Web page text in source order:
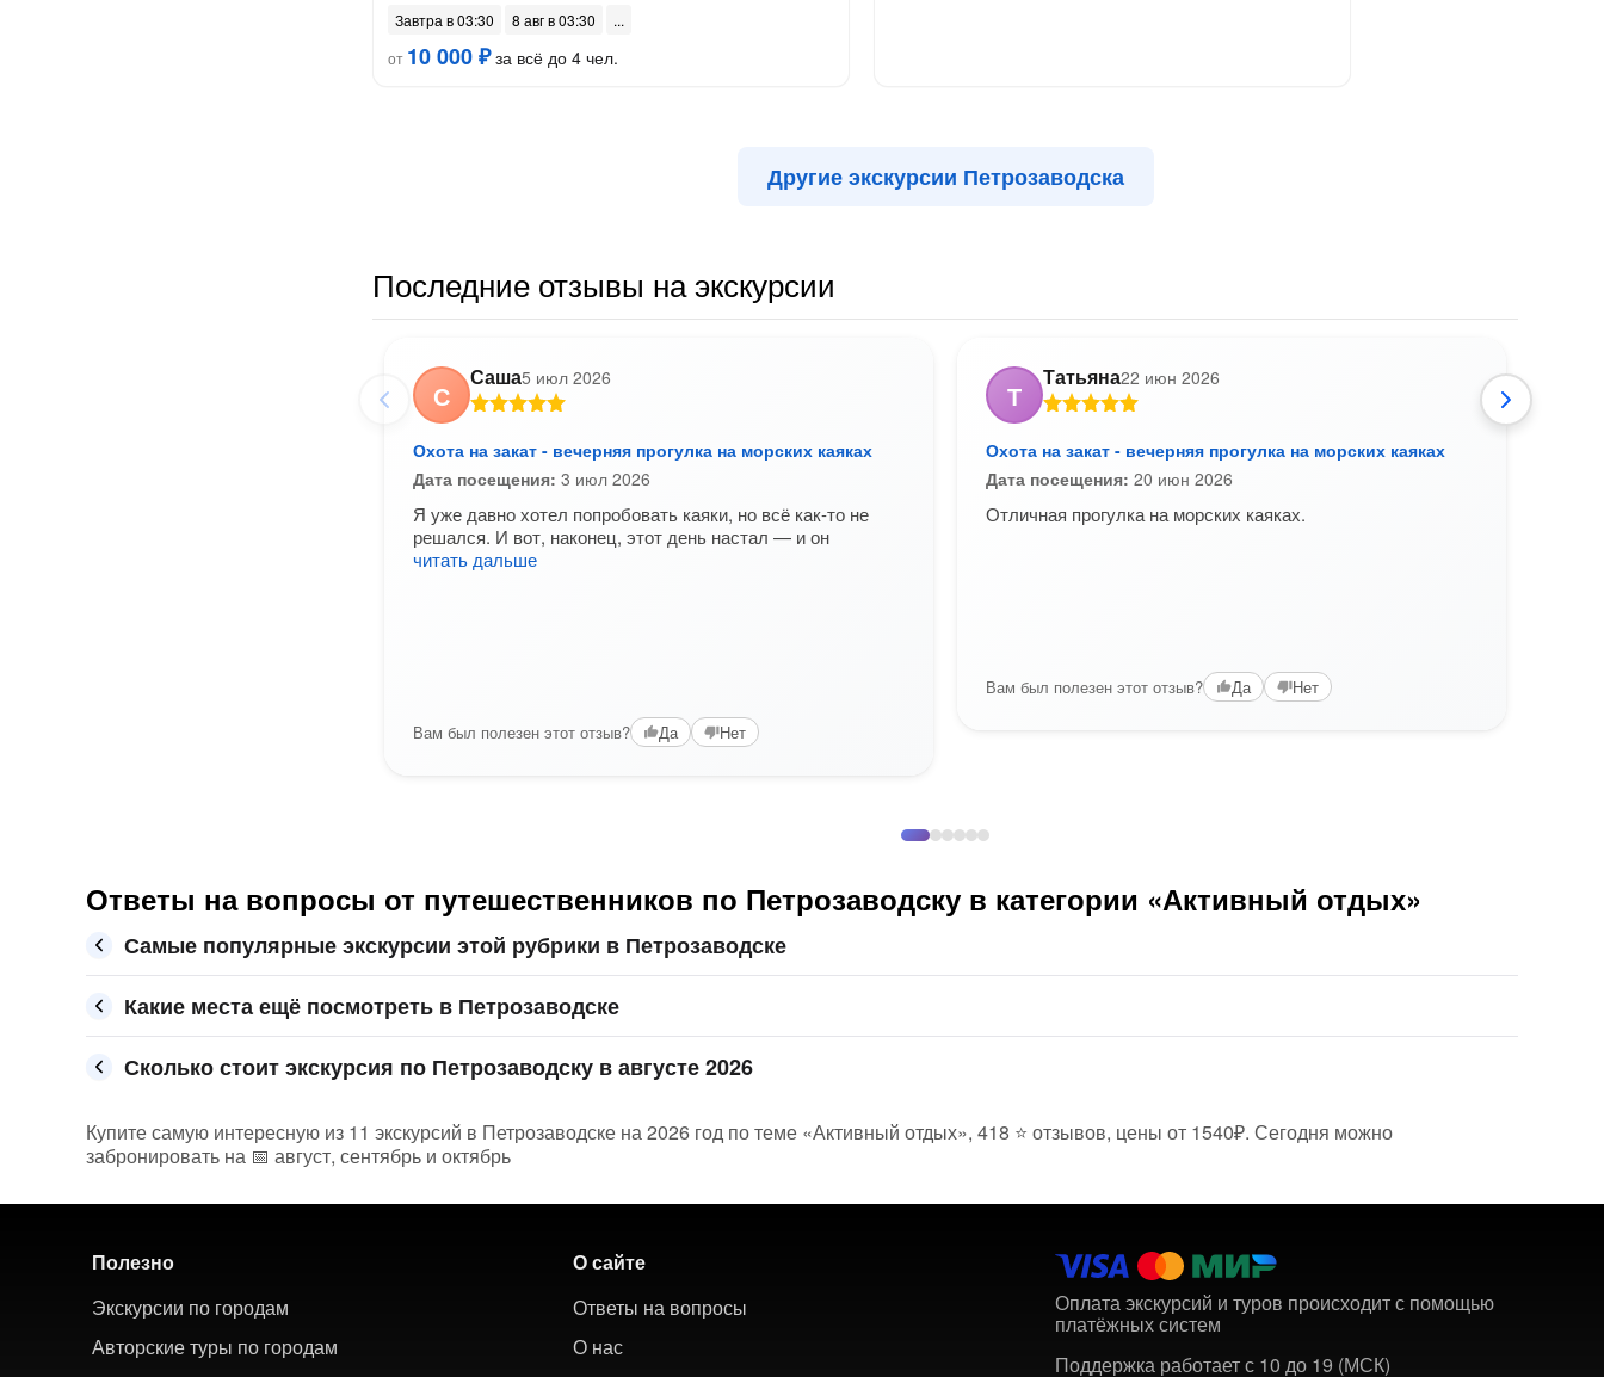
Завтра в 03:30
8 авг в 03:30
от 10 000 ₽за всё до 4 чел.
Другие экскурсии Петрозаводска
Последние отзывы на экскурсии
С
Саша5 июл 2026
Охота на закат - вечерняя прогулка на морских каяках
Дата посещения: 3 июл 2026
Я уже давно хотел попробовать каяки, но всё как-то не
решался. И вот, наконец, этот день настал — и он
читать дальше
Вам был полезен этот отзыв? Да Нет
Т
Татьяна22 июн 2026
Охота на закат - вечерняя прогулка на морских каяках
Дата посещения: 20 июн 2026
Отличная прогулка на морских каяках.
Вам был полезен этот отзыв? Да Нет
Ответы на вопросы от путешественников по Петрозаводску в категории «Активный отдых»
Самые популярные экскурсии этой рубрики в Петрозаводске
Какие места ещё посмотреть в Петрозаводске
Сколько стоит экскурсия по Петрозаводску в августе 2026
Купите самую интересную из 11 экскурсий в Петрозаводске на 2026 год по теме «Активный отдых», 418 ⭐ отзывов, цены от 1540₽. Сегодня можно
забронировать на 📅 август, сентябрь и октябрь
Полезно
Экскурсии по городам
Авторские туры по городам
О сайте
Ответы на вопросы
О нас
Оплата экскурсий и туров происходит с помощью
платёжных систем
Поддержка работает с 10 до 19 (МСК)